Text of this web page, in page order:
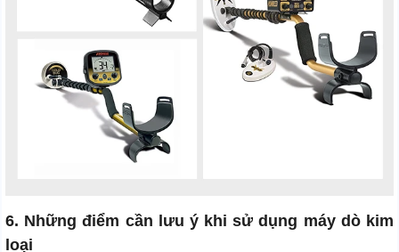
6. Những điểm cần lưu ý khi sử dụng máy dò kim
loại